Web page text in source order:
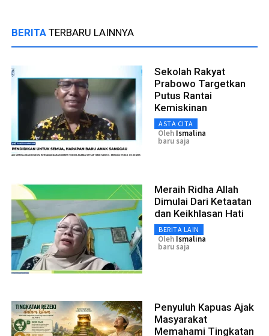
BERITA TERBARU LAINNYA
Sekolah Rakyat
Prabowo Targetkan
Putus Rantai
Kemiskinan
ASTA CITA
Oleh Ismalina
baru saja
Meraih Ridha Allah
Dimulai Dari Ketaatan
dan Keikhlasan Hati
BERITA LAIN
Oleh Ismalina
baru saja
Penyuluh Kapuas Ajak
Masyarakat
Memahami Tingkatan